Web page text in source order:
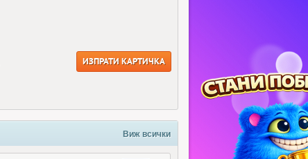
ИЗПРАТИ КАРТИЧКА
Виж всички